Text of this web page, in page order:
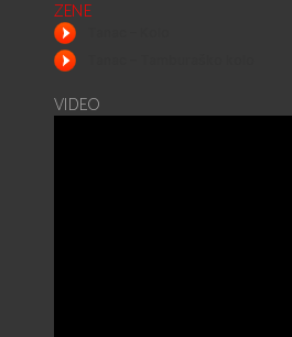
ZENE
VIDEO